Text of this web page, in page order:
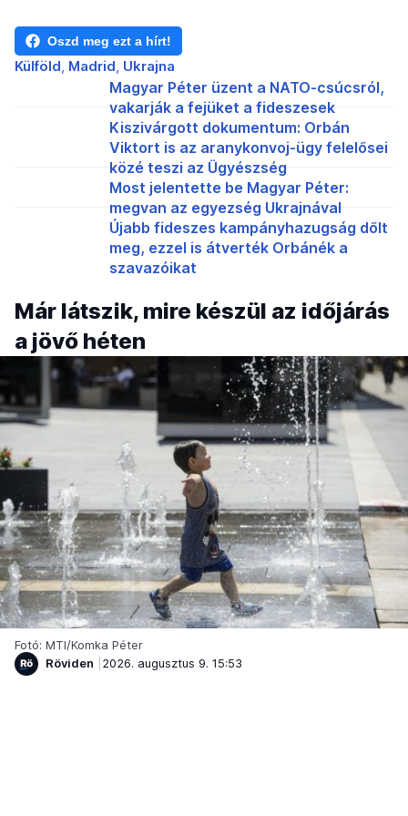
Oszd meg ezt a hírt!
Külföld Madrid Ukrajna
Magyar Péter üzent a NATO-csúcsról,
vakarják a fejüket a fideszesek
Kiszivárgott dokumentum: Orbán
Viktort is az aranykonvoj-ügy felelősei
közé teszi az Ügyészség
Most jelentette be Magyar Péter:
megvan az egyezség Ukrajnával
Újabb fideszes kampányhazugság dőlt
meg, ezzel is átverték Orbánék a
szavazóikat
Már látszik, mire készül az időjárás
a jövő héten
Fotó: MTI/Komka Péter
Röviden
2026. augusztus 9. 15:53